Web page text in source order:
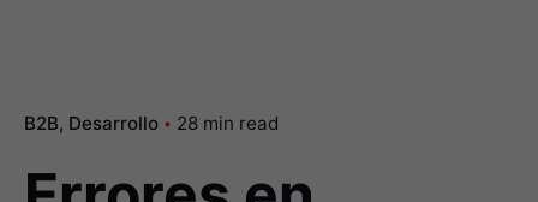
B2B Desarrollo 28 min read